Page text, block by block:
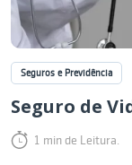
Seguros e Previdência
Seguro de
1 min de Leitura.